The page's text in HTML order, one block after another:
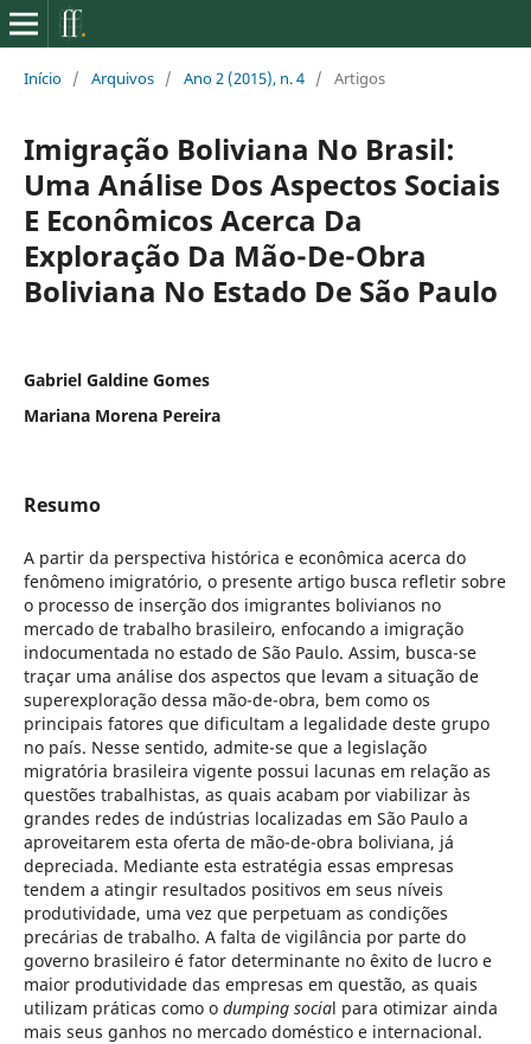
Início / Arquivos / Ano 2 (2015), n. 4 / Artigos
Imigração Boliviana No Brasil:
Uma Análise Dos Aspectos Sociais
E Econômicos Acerca Da
Exploração Da Mão-De-Obra
Boliviana No Estado De São Paulo
Gabriel Galdine Gomes
Mariana Morena Pereira
Resumo
A partir da perspectiva histórica e econômica acerca do
fenômeno imigratório, o presente artigo busca refletir sobre
o processo de inserção dos imigrantes bolivianos no
mercado de trabalho brasileiro, enfocando a imigração
indocumentada no estado de São Paulo. Assim, busca-se
traçar uma análise dos aspectos que levam a situação de
superexploração dessa mão-de-obra, bem como os
principais fatores que dificultam a legalidade deste grupo
no país. Nesse sentido, admite-se que a legislação
migratória brasileira vigente possui lacunas em relação as
questões trabalhistas, as quais acabam por viabilizar às
grandes redes de indústrias localizadas em São Paulo a
aproveitarem esta oferta de mão-de-obra boliviana, já
depreciada. Mediante esta estratégia essas empresas
tendem a atingir resultados positivos em seus níveis
produtividade, uma vez que perpetuam as condições
precárias de trabalho. A falta de vigilância por parte do
governo brasileiro é fator determinante no êxito de lucro e
maior produtividade das empresas em questão, as quais
utilizam práticas como o dumping social para otimizar ainda
mais seus ganhos no mercado doméstico e internacional.